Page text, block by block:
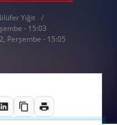
Yiğit
- 15:03
Perşembe - 15:05